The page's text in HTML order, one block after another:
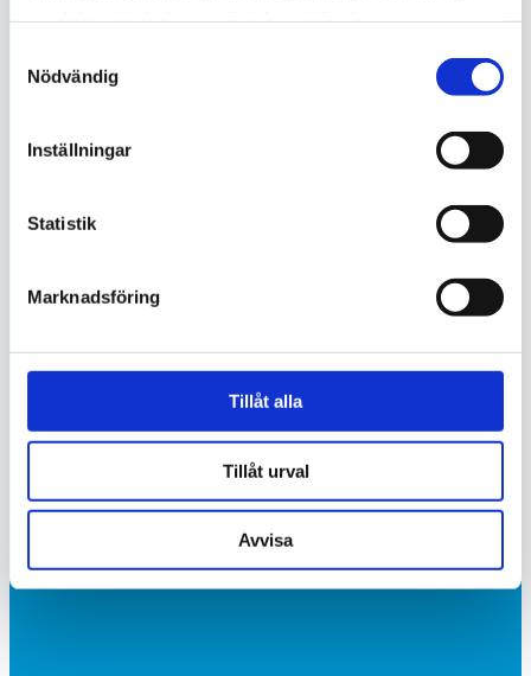
Nödvändig
Inställningar
Statistik
Marknadsföring
Tillåt alla
Tillåt urval
Avvisa